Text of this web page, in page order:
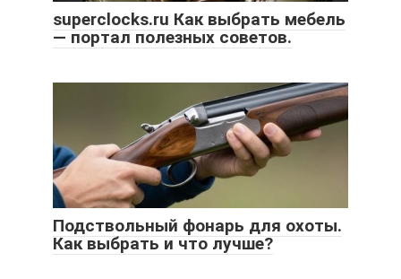
superclocks.ru Как выбрать мебель
— портал полезных советов.
Подствольный фонарь для охоты.
Как выбрать и что лучше?